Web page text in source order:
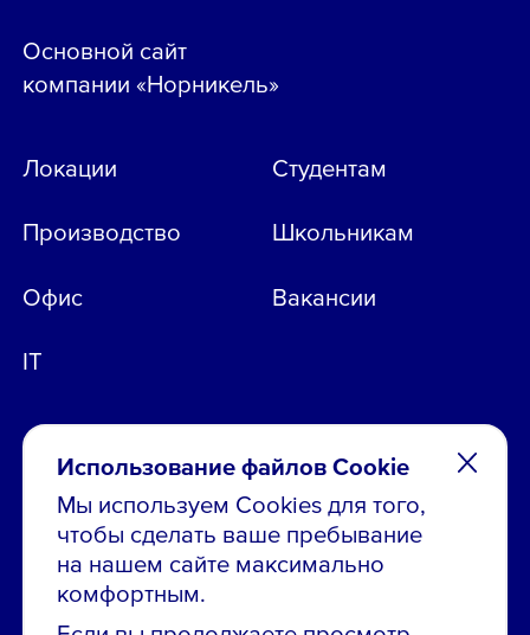
Использование файлов Cookie
Мы используем Cookies для того,
чтобы сделать ваше пребывание
на нашем сайте максимально
комфортным.
Остались вопросы по вакансиям?
Звони в контакт-центр:
8 800 700-19-43
Основной сайт
компании «Норникель»
Локации
Производство
Офис
IT
Студентам
Школьникам
Вакансии